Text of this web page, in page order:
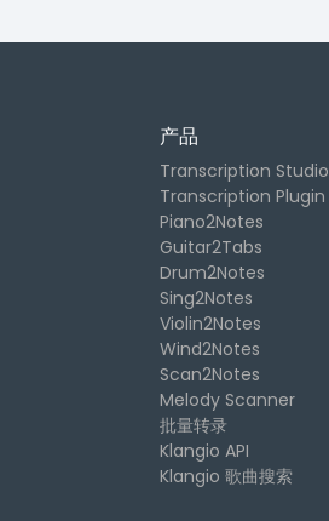
产品
Transcription Studio
Transcription Plugin
Piano2Notes
Guitar2Tabs
Drum2Notes
Sing2Notes
Violin2Notes
Wind2Notes
Scan2Notes
Melody Scanner
批量转录
Klangio API
Klangio 歌曲搜索